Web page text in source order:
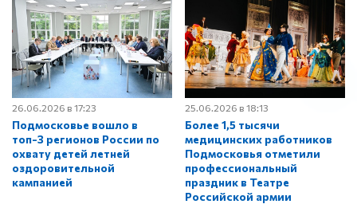
26.06.2026 в 17:23
Подмосковье вошло в
топ-3 регионов России по
охвату детей летней
оздоровительной
кампанией
25.06.2026 в 18:13
Более 1,5 тысячи
медицинских работников
Подмосковья отметили
профессиональный
праздник в Театре
Российской армии